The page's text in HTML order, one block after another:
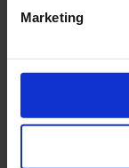
Marketing